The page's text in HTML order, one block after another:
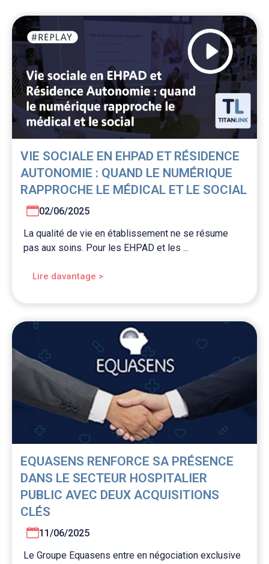
VIE SOCIALE EN EHPAD ET RÉSIDENCE
AUTONOMIE : QUAND LE NUMÉRIQUE
RAPPROCHE LE MÉDICAL ET LE SOCIAL
02/06/2025
La qualité de vie en établissement ne se résume
pas aux soins. Pour les EHPAD et les ...
Lire davantage >
EQUASENS RENFORCE SA PRÉSENCE
DANS LE SECTEUR HOSPITALIER
PUBLIC AVEC DEUX ACQUISITIONS
CLÉS
11/06/2025
Le Groupe Equasens entre en négociation exclusive